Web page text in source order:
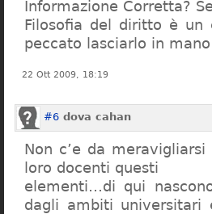
Informazione Corretta?
Filosofia del diritto è un
peccato lasciarlo in
22 Ott 2009, 18:19
#6 dova cahan
Non c’e da
loro docenti questi
elementi…di qui
dagli ambiti